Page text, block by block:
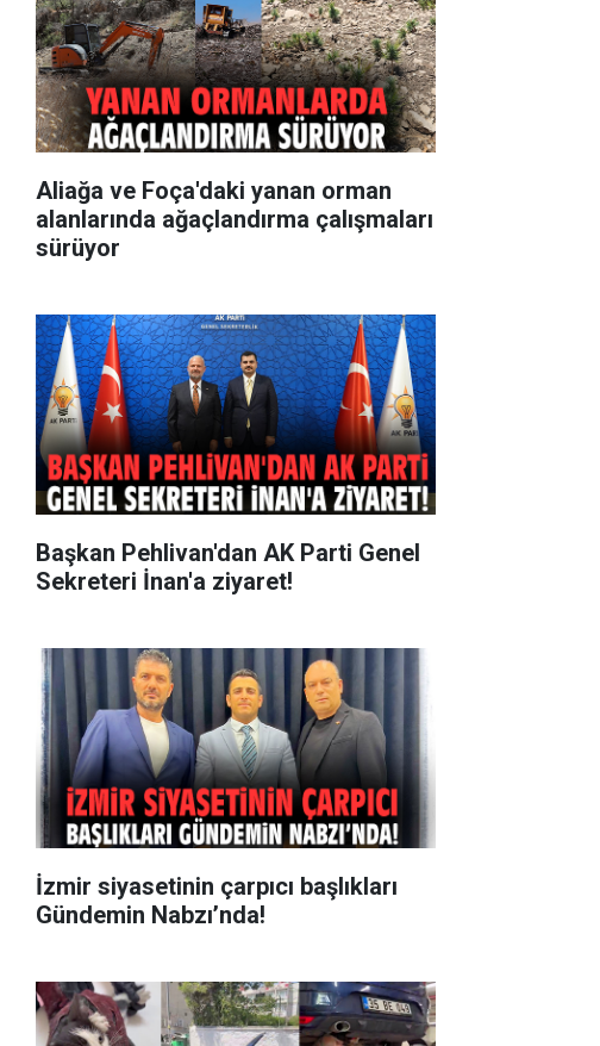
Aliağa ve Foça'daki yanan orman
alanlarında ağaçlandırma çalışmaları
sürüyor
Başkan Pehlivan'dan AK Parti Genel
Sekreteri İnan'a ziyaret!
İzmir siyasetinin çarpıcı başlıkları
Gündemin Nabzı’nda!